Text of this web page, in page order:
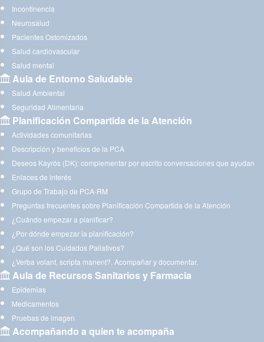
Incontinencia
Neurosalud
Pacientes Ostomizados
Salud cardiovascular
Salud mental
Aula de Entorno Saludable
Salud Ambiental
Seguridad Alimentaria
Planificación Compartida de la Atención
Actividades comunitarias
Descripción y beneficios de la PCA
Deseos Kayrós (DK): complementar por escrito conversaciones que ayudan
Enlaces de interés
Grupo de Trabajo de PCA-RM
Preguntas frecuentes sobre Planificación Compartida de la Atención
¿Cuándo empezar a planificar?
¿Por dónde empezar la planificación?
¿Qué son los Cuidados Paliativos?
¿Verba volant, scripta manent?. Acompañar y documentar.
Aula de Recursos Sanitarios y Farmacia
Epidemias
Medicamentos
Pruebas de imagen
Acompañando a quien te acompaña